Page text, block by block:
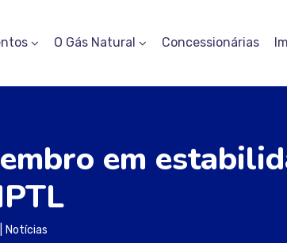
O Gás Natural Concessionárias
em
Notícias